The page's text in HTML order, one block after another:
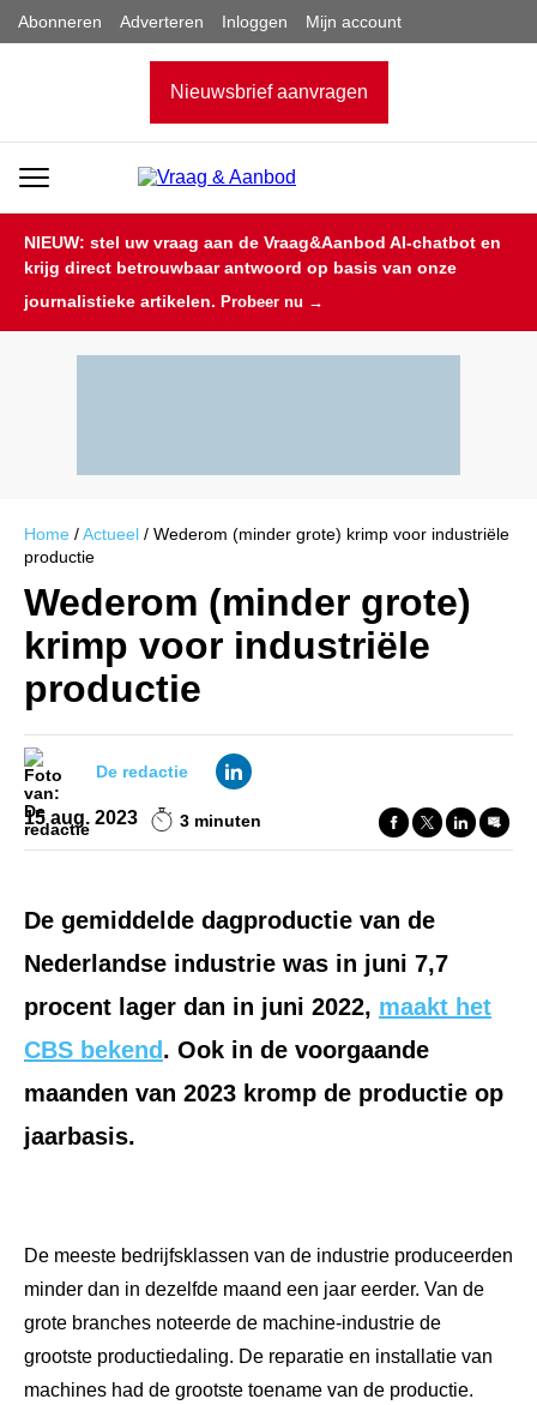
Abonneren Adverteren Inloggen Mijn account
Nieuwsbrief aanvragen
NIEUW: stel uw vraag aan de Vraag&Aanbod AI-chatbot en
krijg direct betrouwbaar antwoord op basis van onze
journalistieke artikelen. Probeer nu →
Home / Actueel / Wederom (minder grote) krimp voor industriële
productie
Wederom (minder grote)
krimp voor industriële
productie
De redactie
15 aug. 2023 3 minuten
De gemiddelde dagproductie van de
Nederlandse industrie was in juni 7,7
procent lager dan in juni 2022, maakt het
CBS bekend . Ook in de voorgaande
maanden van 2023 kromp de productie op
jaarbasis.
De meeste bedrijfsklassen van de industrie produceerden
minder dan in dezelfde maand een jaar eerder. Van de
grote branches noteerde de machine-industrie de
grootste productiedaling. De reparatie en installatie van
machines had de grootste toename van de productie.